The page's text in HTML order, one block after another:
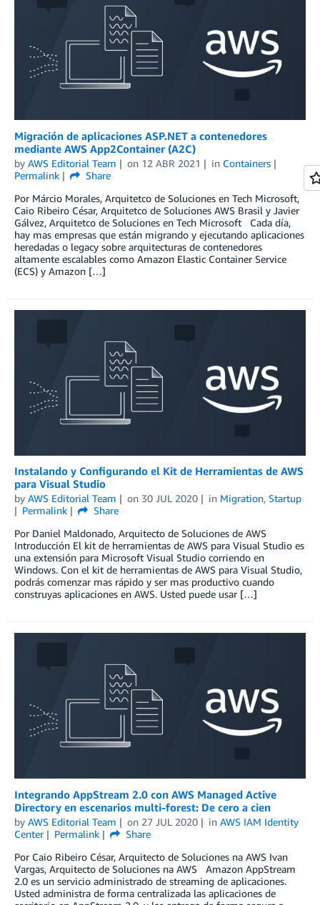
Migración de aplicaciones ASP.NET a contenedores
mediante AWS App2Container (A2C)
by AWS Editorial Team on 12 ABR 2021 in Containers
Permalink
Share
Por Márcio Morales, Arquitetco de Soluciones en Tech Microsoft,
Caio Ribeiro César, Arquitetco de Soluciones AWS Brasil y Javier
Gálvez, Arquitetco de Soluciones en Tech Microsoft Cada día,
hay mas empresas que están migrando y ejecutando aplicaciones
heredadas o legacy sobre arquitecturas de contenedores
altamente escalables como Amazon Elastic Container Service
(ECS) y Amazon […]
Instalando y Configurando el Kit de Herramientas de AWS
para Visual Studio
by AWS Editorial Team on 30 JUL 2020 in Migration, Startup
Permalink
Share
Por Daniel Maldonado, Arquitecto de Soluciones de AWS
Introducción El kit de herramientas de AWS para Visual Studio es
una extensión para Microsoft Visual Studio corriendo en
Windows. Con el kit de herramientas de AWS para Visual Studio,
podrás comenzar mas rápido y ser mas productivo cuando
construyas aplicaciones en AWS. Usted puede usar […]
Integrando AppStream 2.0 con AWS Managed Active
Directory en escenarios multi-forest: De cero a cien
by AWS Editorial Team on 27 JUL 2020 in AWS IAM Identity
Center
Permalink
Share
Por Caio Ribeiro César, Arquitecto de Soluciones na AWS Ivan
Vargas, Arquitecto de Soluciones na AWS Amazon AppStream
2.0 es un servicio administrado de streaming de aplicaciones.
Usted administra de forma centralizada las aplicaciones de